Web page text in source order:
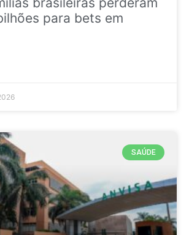
para bets em
SAÚDE